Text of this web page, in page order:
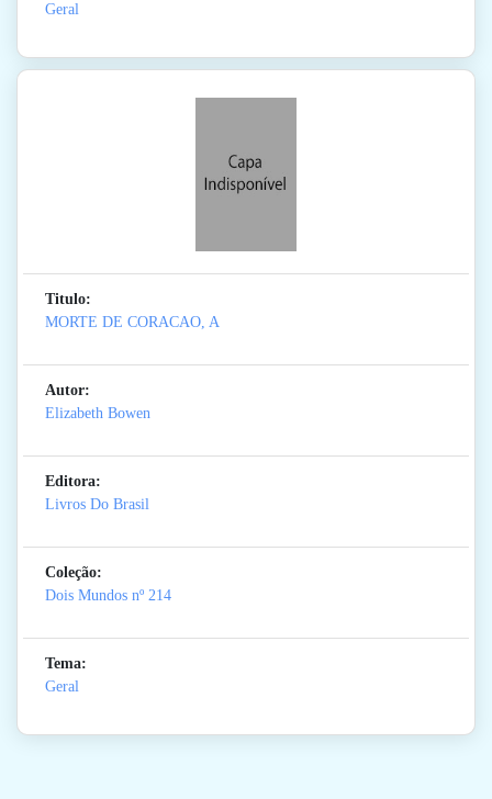
Geral
Titulo:
MORTE DE CORACAO, A
Autor:
Elizabeth Bowen
Editora:
Livros Do Brasil
Coleção:
Dois Mundos nº 214
Tema:
Geral